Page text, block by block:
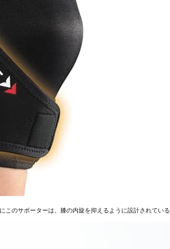
のサポーターは、膝の内旋を抑えるように設計されてい